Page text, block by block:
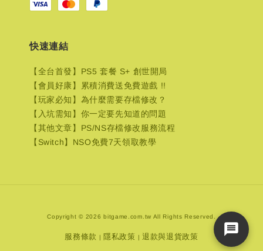
快速連結
【全台首發】PS5 套餐 S+ 創世開局
【會員好康】累積消費送免費遊戲 !!
【玩家必知】為什麼需要存檔修改？
【入坑需知】你一定要先知道的問題
【其他文章】PS/NS存檔修改服務流程
【Switch】NSO免費7天領取教學
Copyright © 2026 bitgame.com.tw All Rights Reserved.
服務條款 | 隱私政策 | 退款與退貨政策